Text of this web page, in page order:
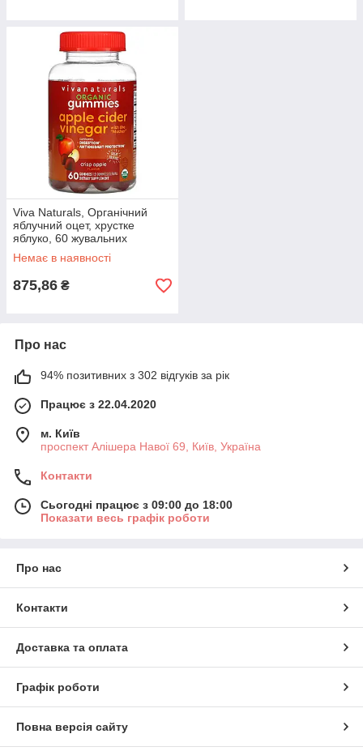
Viva Naturals, Органічний
яблучний оцет, хрустке
яблуко, 60 жувальних
таблеток
Немає в наявності
875,86 ₴
Про нас
94% позитивних з 302 відгуків за рік
Працює з 22.04.2020
м. Київ
проспект Алішера Навої 69, Київ, Україна
Контакти
Сьогодні працює з 09:00 до 18:00
Показати весь графік роботи
Про нас
Контакти
Доставка та оплата
Графік роботи
Повна версія сайту